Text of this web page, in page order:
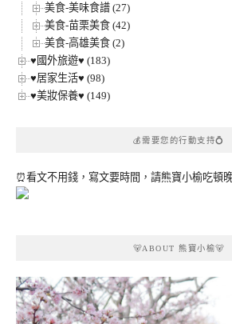
美食-美味食譜 (27)
美食-苗栗美食 (42)
美食-高雄美食 (2)
♥國外旅遊♥ (183)
♥居家生活♥ (98)
♥美妝保養♥ (149)
💰需要您的行動支持💍
⏰看文不用錢，寫文要時間，請熊寶小榆吃頓
🐻ABOUT 熊寶小榆🐻